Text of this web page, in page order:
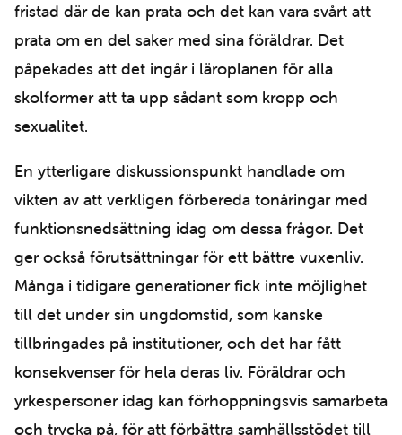
fristad där de kan prata och det kan vara svårt att
prata om en del saker med sina föräldrar. Det
påpekades att det ingår i läroplanen för alla
skolformer att ta upp sådant som kropp och
sexualitet.
En ytterligare diskussionspunkt handlade om
vikten av att verkligen förbereda tonåringar med
funktionsnedsättning idag om dessa frågor. Det
ger också förutsättningar för ett bättre vuxenliv.
Många i tidigare generationer fick inte möjlighet
till det under sin ungdomstid, som kanske
tillbringades på institutioner, och det har fått
konsekvenser för hela deras liv. Föräldrar och
yrkespersoner idag kan förhoppningsvis samarbeta
och trycka på, för att förbättra samhällsstödet till